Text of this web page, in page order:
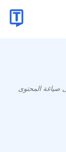
صياغة المحتوى